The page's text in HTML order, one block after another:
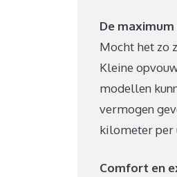
De
Mocht het zo
Kleine
modellen
vermogen
kilometer per
Comfort en